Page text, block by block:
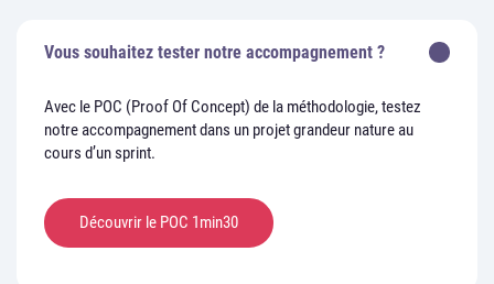
Vous souhaitez tester notre accompagnement ?
Avec le POC (Proof Of Concept) de la méthodologie, testez
notre accompagnement dans un projet grandeur nature au
cours d’un sprint.
Découvrir le POC 1min30